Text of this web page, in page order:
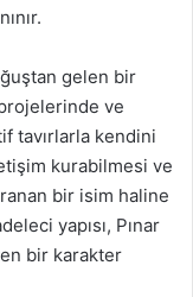
gelen bir
ve
tavırlarla kendini
kurabilmesi ve
bir isim haline
yapısı, Pınar
bir karakter